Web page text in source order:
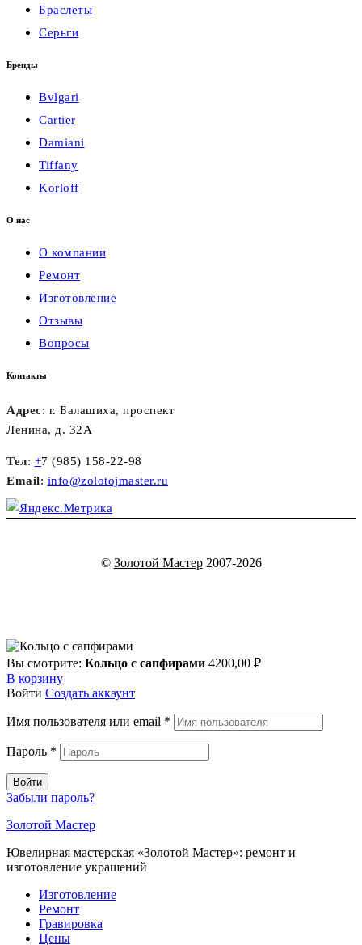
Браслеты
Серьги
Бренды
Bvlgari
Cartier
Damiani
Tiffany
Korloff
О нас
О компании
Ремонт
Изготовление
Отзывы
Вопросы
Контакты
Адрес: г. Балашиха, проспект
Ленина, д. 32А
Тел: +7 (985) 158-22-98
Email: info@zolotojmaster.ru
© Золотой Мастер2007-2026
Вы смотрите: Кольцо с сапфирами 4200,00 ₽
В корзину
Войти Создать аккаунт
Имя пользователя или email *
Пароль *
Войти
Забыли пароль?
Золотой Мастер
Ювелирная мастерская «Золотой Мастер»: ремонт и
изготовление украшений
Изготовление
Ремонт
Гравировка
Цены